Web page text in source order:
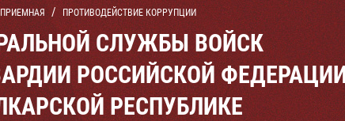
ПРОТИВОДЕЙСТВИЕ КОРРУПЦИИ
СЛУЖБЫ ВОЙСК
РОССИЙСКОЙ
РЕСПУБЛИКЕ